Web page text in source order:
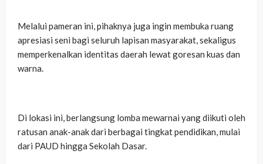
‎Melalui pameran ini, pihaknya juga ingin membuka ruang
apresiasi seni bagi seluruh lapisan masyarakat, sekaligus
memperkenalkan identitas daerah lewat goresan kuas dan
warna.
‎Di lokasi ini, berlangsung lomba mewarnai yang diikuti oleh
ratusan anak-anak dari berbagai tingkat pendidikan, mulai
dari PAUD hingga Sekolah Dasar.